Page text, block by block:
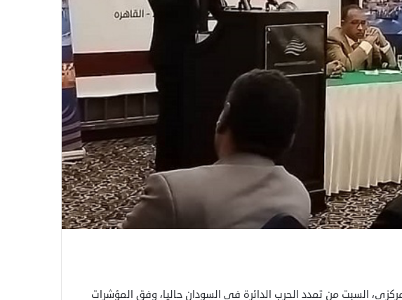
السبت من تمدد الحرب الدائرة في السودان حاليا، وفق المؤشرات